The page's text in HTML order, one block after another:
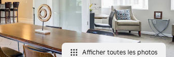
Afficher toutes les photos